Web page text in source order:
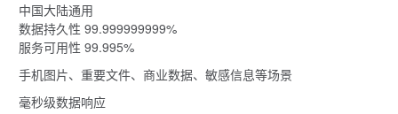
中国大陆通用
数据持久性 99.999999999%
服务可用性 99.995%
手机图片、重要文件、商业数据、敏感信息等场景
毫秒级数据响应